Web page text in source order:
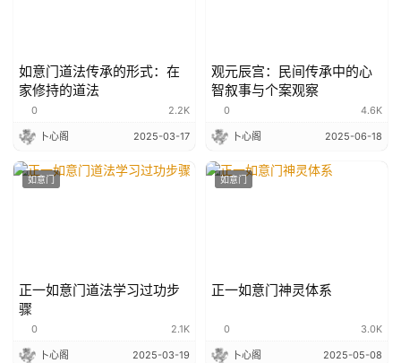
如意门道法传承的形式：在
家修持的道法
0 2.2K
卜心阁 2025-03-17
观元辰宫：民间传承中的心
智叙事与个案观察
0 4.6K
卜心阁 2025-06-18
如意门
正一如意门道法学习过功步
骤
0 2.1K
卜心阁 2025-03-19
如意门
正一如意门神灵体系
0 3.0K
卜心阁 2025-05-08